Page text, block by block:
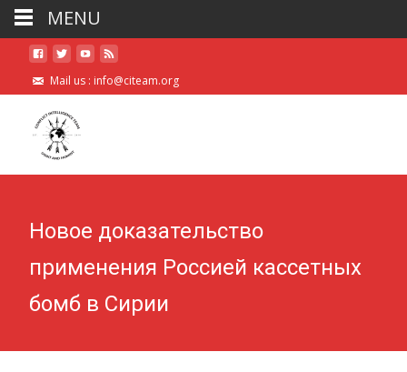
Mail us : info@citeam.org
Новое доказательство
применения Россией кассетных
бомб в Сирии
MENU